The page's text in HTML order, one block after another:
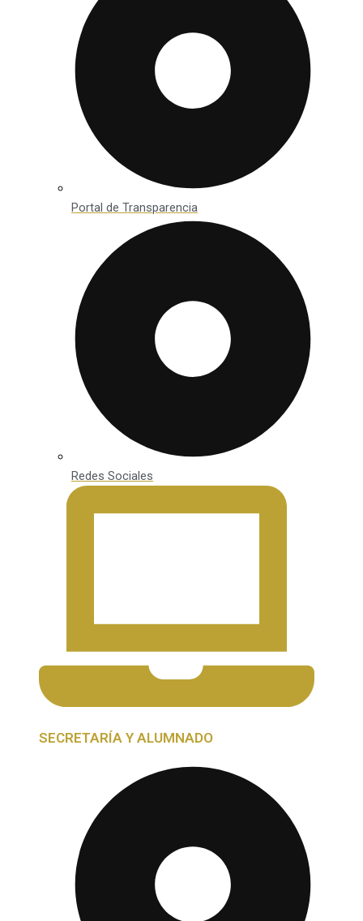
Portal de Transparencia
Redes Sociales
SECRETARÍA Y ALUMNADO